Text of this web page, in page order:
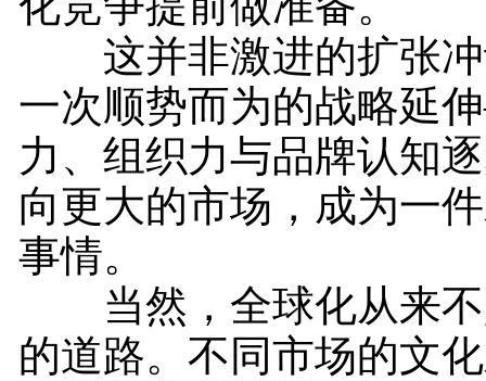
这并非激进的扩张冲
一次顺势而为的战略延
力、组织力与品牌认知
向更大的市场，成为一
事情。
当然，全球化从来不
的道路。不同市场的文